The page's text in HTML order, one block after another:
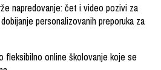
napredovanje:čet i video pozivi za
personalizovanih preporuka za
fleksibilno online školovanje koje se